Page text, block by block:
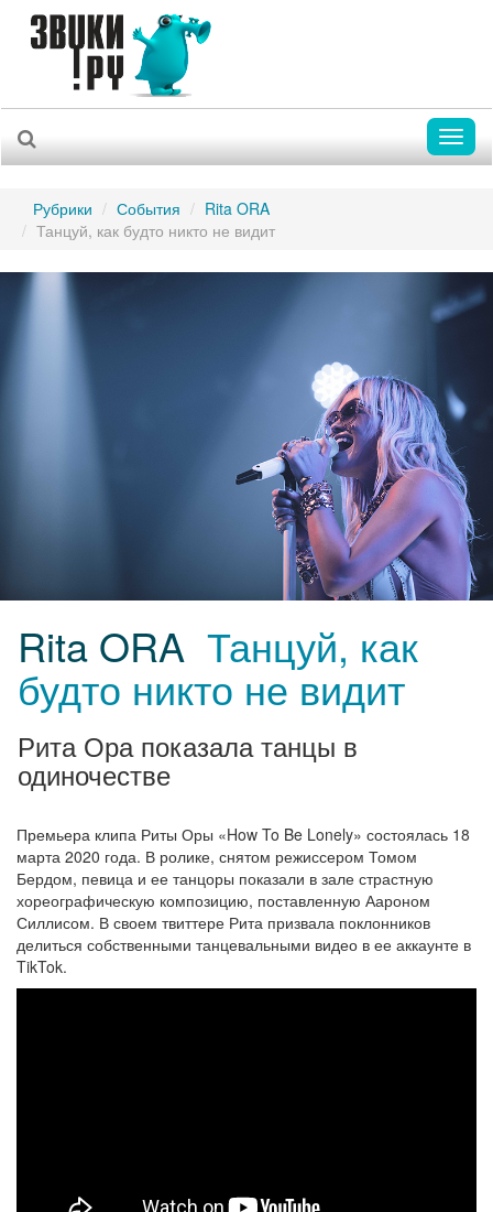
Рубрики События
Rita ORA
Танцуй, как будто никто не видит
Rita ORA Танцуй, как
будто никто не видит
Рита Ора показала танцы в
одиночестве
Премьера клипа Риты Оры «How To Be Lonely» состоялась 18
марта 2020 года. В ролике, снятом режиссером Томом
Бердом, певица и ее танцоры показали в зале страстную
хореографическую композицию, поставленную Аароном
Силлисом. В своем твиттере Рита призвала поклонников
делиться собственными танцевальными видео в ее аккаунте в
TikTok.